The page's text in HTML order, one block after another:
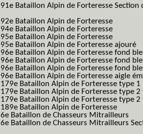
91e Bataillon Alpin de Forteresse
92e Bataillon Alpin de Forteresse
94e Bataillon Alpin de Forteresse
95e Bataillon Alpin de Forteresse
95e Bataillon Alpin de Forteresse ajouré
96e Bataillon Alpin de Forteresse fond
96e Bataillon Alpin de Forteresse fond
96e Bataillon Alpin de Forteresse fond
96e Bataillon Alpin de Forteresse aigle
179e Bataillon Alpin de Forteresse type 1
179e Bataillon Alpin de Forteresse type
179e Bataillon Alpin de Forteresse type
189e Bataillon Alpin de Forteresse
6e Bataillon de Chasseurs Mitrailleurs
6e Bataillon de Chasseurs Mitrailleurs